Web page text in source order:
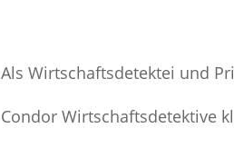
Als Wirtschaftsdetektei und
Condor Wirtschaftsdetektive